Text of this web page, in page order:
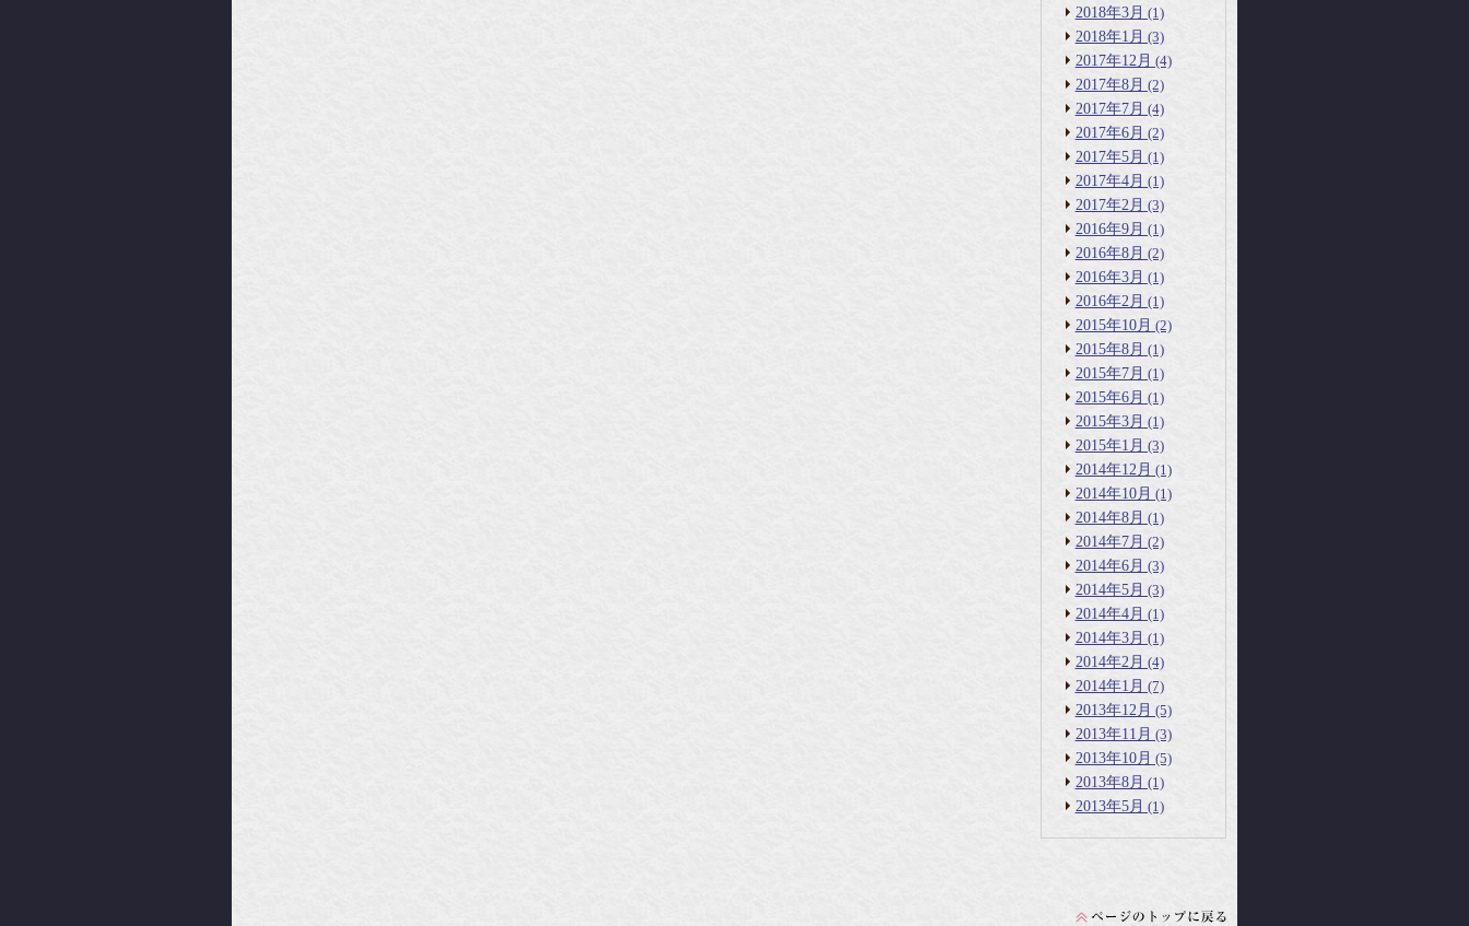
2018年3月 (1)
2018年1月 (3)
2017年12月 (4)
2017年8月 (2)
2017年7月 (4)
2017年6月 (2)
2017年5月 (1)
2017年4月 (1)
2017年2月 (3)
2016年9月 (1)
2016年8月 (2)
2016年3月 (1)
2016年2月 (1)
2015年10月 (2)
2015年8月 (1)
2015年7月 (1)
2015年6月 (1)
2015年3月 (1)
2015年1月 (3)
2014年12月 (1)
2014年10月 (1)
2014年8月 (1)
2014年7月 (2)
2014年6月 (3)
2014年5月 (3)
2014年4月 (1)
2014年3月 (1)
2014年2月 (4)
2014年1月 (7)
2013年12月 (5)
2013年11月 (3)
2013年10月 (5)
2013年8月 (1)
2013年5月 (1)